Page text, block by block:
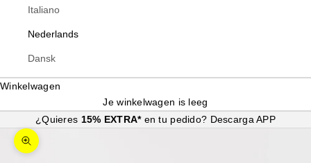
Italiano
Nederlands
Dansk
Winkelwagen
Je winkelwagen is leeg
¿Quieres 15% EXTRA* en tu pedido? Descarga APP
In-/uitzoomen